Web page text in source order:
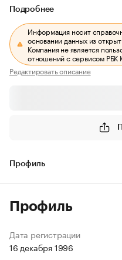
Подробнее
Информация носит
основании данных из
Компания не является
отношений с сервисом РБК
Редактировать описание
Профиль
Профиль
Дата регистрации
16 декабря 1996